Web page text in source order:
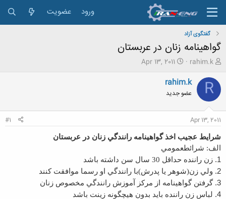
ورود عضویت
گفتگوی آزاد
گواهینامه زنان در عربستان
ش
و
ع
ک
ن
د
ه
م
و
ض
و
ع
rahim.k
ت
ر
خ
ع
Apr 13, 2011
R
rahim.k
عضو جدید
Apr 13, 2011
#1
شرايط عجيب اخذ گواهينامه رانندگي زنان در عربستان
الف: شرائطعمومي
1. زن راننده حداقل 30 سال سن داشته باشد
2. ولي زن(شوهر يا پدرش)با رانندگي او رسما موافقت کنند
3. گرفتن گواهينامه از مرکز آموزش رانندگي مخصوص زنان
4. لباس زن راننده بايد بدون هيچگونه زينت باشد